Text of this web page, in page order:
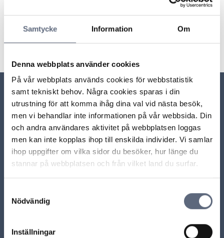
Samtycke Information Om
Denna webbplats använder cookies
På vår webbplats används cookies för webbstatistik
samt tekniskt behov. Några cookies sparas i din
utrustning för att komma ihåg dina val vid nästa besök,
men vi behandlar inte informationen på vår webbsida. Din
och andra användares aktivitet på webbplatsen loggas
men kan inte kopplas ihop till enskilda individer. Vi samlar
ihop uppgifter om vilka sidor du besöker, hur länge du
stannar på webbplatsen och från vilket land du surfar.
Nödvändig
Inställningar
Dela sidan på Facebook
Dela sidan på Linkedin
Relaterade sidor till frågan
Vad säger konsumenttjänstlagen om avbeställning?
Olika sätt att avsluta ett abonnemang
ARN beslut
ARN 2017-05282 – Obalanserat avtalsvillkor var